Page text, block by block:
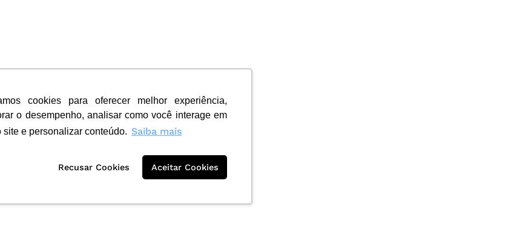
cookies para oferecer melhor experiência,
o desempenho, analisar como você interage em
site e personalizar conteúdo. Saiba mais
Recusar Cookies Aceitar Cookies